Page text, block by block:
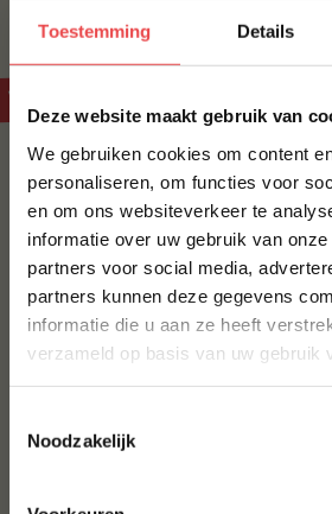
Toestemming Details
Deze website maakt gebruik van
We gebruiken cookies om content
personaliseren, om functies voor
en om ons websiteverkeer te
informatie over uw gebruik van
partners voor social media,
partners kunnen deze gegevens
informatie die u aan ze heeft
verzameld op basis van uw gebruik
Noodzakelijk
Veelgestelde
Veelgestelde vragen over
Wat is het verschil tussen een T-
porterhouse steak?
Waarom garen de twee kanten van
verschillend?
Moet ik een T-bone steak
Hoeveel T-bone steak heb ik
Wat is het verschil tussen de
10% korting op je
eerste bestelling*
Schrijf je in voor onze
10% korting op jouw eerste
ACHTERNAAM